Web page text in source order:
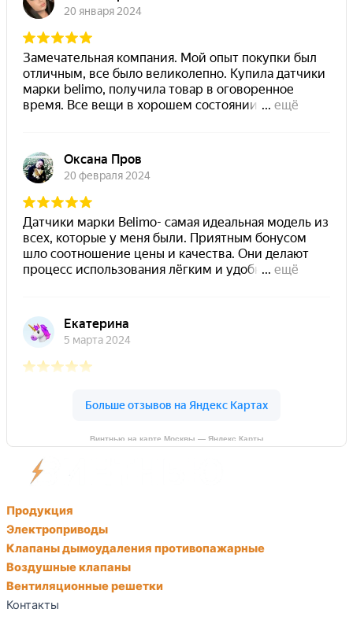
Винтнью на карте Москвы — Яндекс Карты
Продукция
Электроприводы
Клапаны дымоудаления противопажарные
Воздушные клапаны
Вентиляционные решетки
Контакты